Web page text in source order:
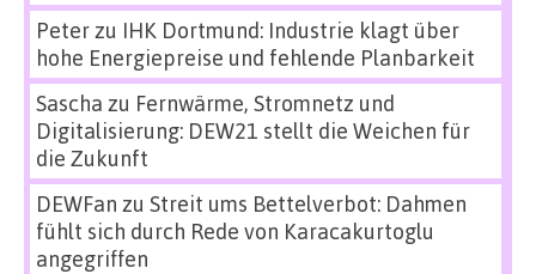
Peterzu IHK Dortmund: Industrie klagt über
hohe Energiepreise und fehlende Planbarkeit
Sascha zu Fernwärme, Stromnetz und
Digitalisierung: DEW21 stellt die Weichen für
die Zukunft
DEWFan zu Streit ums Bettelverbot: Dahmen
fühlt sich durch Rede von Karacakurtoglu
angegriffen